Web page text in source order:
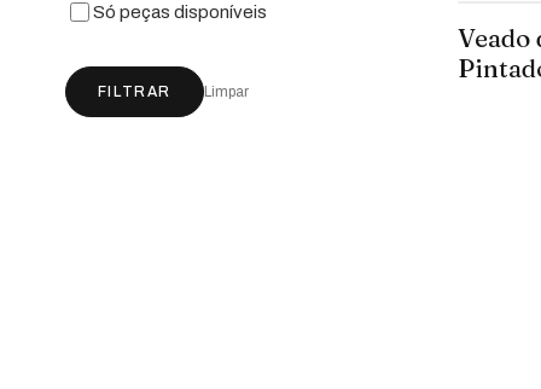
Só peças disponíveis
FILTRAR Limpar
Veado